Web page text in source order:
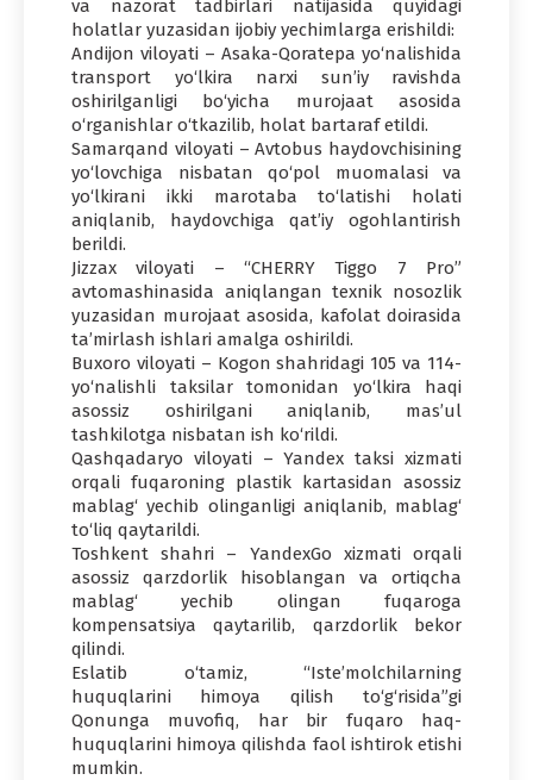
va nazorat tadbirlari natijasida quyidagi
holatlar yuzasidan ijobiy yechimlarga erishildi:
Andijon viloyati – Asaka-Qoratepa yo‘nalishida
transport yo‘lkira narxi sun’iy ravishda
oshirilganligi bo‘yicha murojaat asosida
o‘rganishlar o‘tkazilib, holat bartaraf etildi.
Samarqand viloyati – Avtobus haydovchisining
yo‘lovchiga nisbatan qo‘pol muomalasi va
yo‘lkirani ikki marotaba to‘latishi holati
aniqlanib, haydovchiga qat’iy ogohlantirish
berildi.
Jizzax viloyati – “CHERRY Tiggo 7 Pro”
avtomashinasida aniqlangan texnik nosozlik
yuzasidan murojaat asosida, kafolat doirasida
ta’mirlash ishlari amalga oshirildi.
Buxoro viloyati – Kogon shahridagi 105 va 114-
yo‘nalishli taksilar tomonidan yo‘lkira haqi
asossiz oshirilgani aniqlanib, mas’ul
tashkilotga nisbatan ish ko‘rildi.
Qashqadaryo viloyati – Yandex taksi xizmati
orqali fuqaroning plastik kartasidan asossiz
mablag‘ yechib olinganligi aniqlanib, mablag‘
to‘liq qaytarildi.
Toshkent shahri – YandexGo xizmati orqali
asossiz qarzdorlik hisoblangan va ortiqcha
mablag‘ yechib olingan fuqaroga
kompensatsiya qaytarilib, qarzdorlik bekor
qilindi.
Eslatib o‘tamiz, “Iste’molchilarning
huquqlarini himoya qilish to‘g‘risida”gi
Qonunga muvofiq, har bir fuqaro haq-
huquqlarini himoya qilishda faol ishtirok etishi
mumkin.